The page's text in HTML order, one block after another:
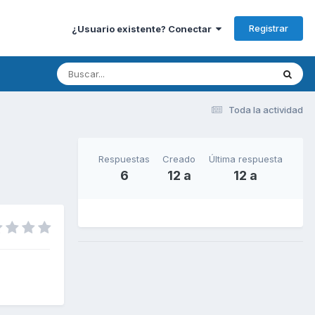
¿Usuario existente? Conectar Registrar
Toda la actividad
Respuestas
6
Creado
12 a
Última respuesta
12 a